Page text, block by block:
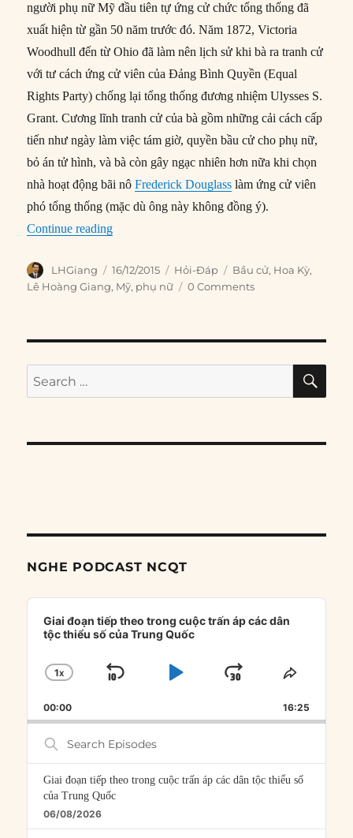
người phụ nữ Mỹ đầu tiên tự ứng cử chức tổng thống đã
xuất hiện từ gần 50 năm trước đó. Năm 1872, Victoria
Woodhull đến từ Ohio đã làm nên lịch sử khi bà ra tranh cử
với tư cách ứng cử viên của Đảng Bình Quyền (Equal
Rights Party) chống lại tổng thống đương nhiệm Ulysses S.
Grant. Cương lĩnh tranh cử của bà gồm những cải cách cấp
tiến như ngày làm việc tám giờ, quyền bầu cử cho phụ nữ,
bỏ án tử hình, và bà còn gây ngạc nhiên hơn nữa khi chọn
nhà hoạt động bãi nôFrederick Douglass làm ứng cử viên
phó tổng thống (mặc dù ông này không đồng ý).
Continue reading“Ai là người phụ nữ đầu tiên tranh cử Tổng
Author
LHGiang
Posted
on
16/12/2015 Categories
Hỏi-Đáp Tags
Bầu cử, Hoa Kỳ,
Lê Hoàng Giang, Mỹ, phụ nữ 0 Comments
Search
for:
NGHE PODCAST NCQT
Audio
Player
Giai đoạn tiếp theo trong cuộc trấn áp các dân
tộc thiểu số của Trung Quốc
CHANGE
RATE
1X
SKIP
PLAYJUMP
FORWARD
SHARE
00:00 16:25
Search
Episodes
Giai đoạn tiếp theo trong cuộc trấn áp các dân tộc thiểu số
của Trung Quốc
06/08/2026